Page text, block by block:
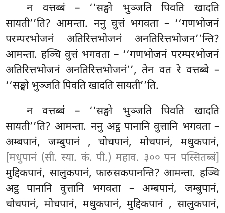
न वत्तब्बं – ‘‘सङ्घो भुञ्जति पिवति खादति
सायती’’ति? आमन्ता. ननु वुत्तं भगवता – ‘‘गणभोजनं
परम्परभोजनं अतिरित्तभोजनं अनतिरित्तभोजन’’न्ति?
आमन्ता. हञ्चि वुत्तं भगवता – ‘‘गणभोजनं परम्परभोजनं
अतिरित्तभोजनं अनतिरित्तभोजनं’’, तेन वत रे वत्तब्बे –
‘‘सङ्घो भुञ्जति पिवति खादति सायती’’ति.
न वत्तब्बं – ‘‘सङ्घो भुञ्जति पिवति खादति
सायती’’ति? आमन्ता. ननु अट्ठ पानानि वुत्तानि भगवता –
अम्बपानं, जम्बुपानं , चोचपानं, मोचपानं, मधुकपानं,
[मधुपानं (सी. स्या. कं. पी.) महाव. ३०० पन पस्सितब्बं]
मुद्दिकपानं, सालुकपानं, फारुसकपानन्ति? आमन्ता. हञ्चि
अट्ठ पानानि वुत्तानि भगवता – अम्बपानं, जम्बुपानं,
चोचपानं, मोचपानं, मधुकपानं, मुद्दिकपानं , सालुकपानं,